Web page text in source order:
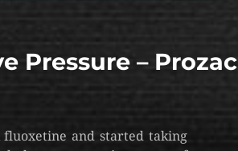
Pressure – Prozac
and started taking